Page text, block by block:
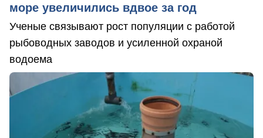
море увеличились вдвое за год
Ученые связывают рост популяции с работой
рыбоводных заводов и усиленной охраной
водоема